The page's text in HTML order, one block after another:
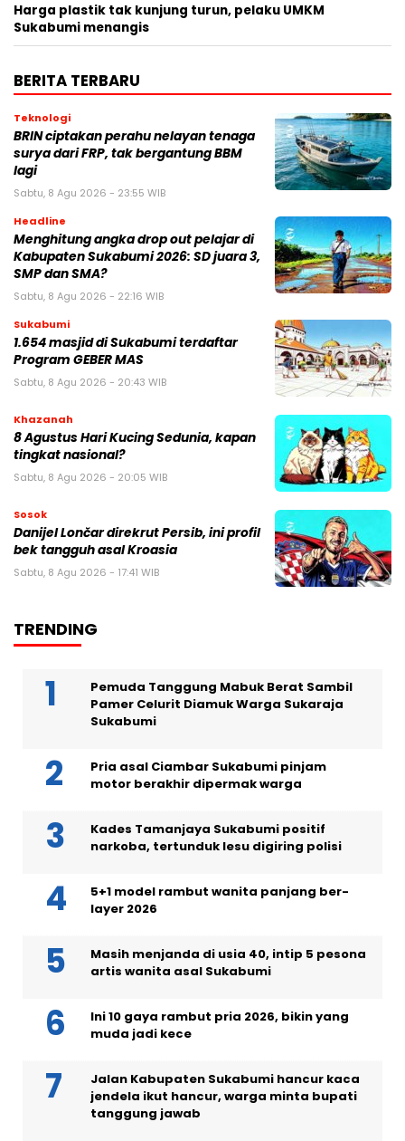
Harga plastik tak kunjung turun, pelaku UMKM
Sukabumi menangis
BERITA TERBARU
Teknologi
BRIN ciptakan perahu nelayan tenaga
surya dari FRP, tak bergantung BBM
lagi
Sabtu, 8 Agu 2026 - 23:55 WIB
Headline
Menghitung angka drop out pelajar di
Kabupaten Sukabumi 2026: SD juara 3,
SMP dan SMA?
Sabtu, 8 Agu 2026 - 22:16 WIB
Sukabumi
1.654 masjid di Sukabumi terdaftar
Program GEBER MAS
Sabtu, 8 Agu 2026 - 20:43 WIB
Khazanah
8 Agustus Hari Kucing Sedunia, kapan
tingkat nasional?
Sabtu, 8 Agu 2026 - 20:05 WIB
Sosok
Danijel Lončar direkrut Persib, ini profil
bek tangguh asal Kroasia
Sabtu, 8 Agu 2026 - 17:41 WIB
TRENDING
Pemuda Tanggung Mabuk Berat Sambil
Pamer Celurit Diamuk Warga Sukaraja
Sukabumi
Pria asal Ciambar Sukabumi pinjam
motor berakhir dipermak warga
Kades Tamanjaya Sukabumi positif
narkoba, tertunduk lesu digiring polisi
5+1 model rambut wanita panjang ber-
layer 2026
Masih menjanda di usia 40, intip 5 pesona
artis wanita asal Sukabumi
Ini 10 gaya rambut pria 2026, bikin yang
muda jadi kece
Jalan Kabupaten Sukabumi hancur kaca
jendela ikut hancur, warga minta bupati
tanggung jawab